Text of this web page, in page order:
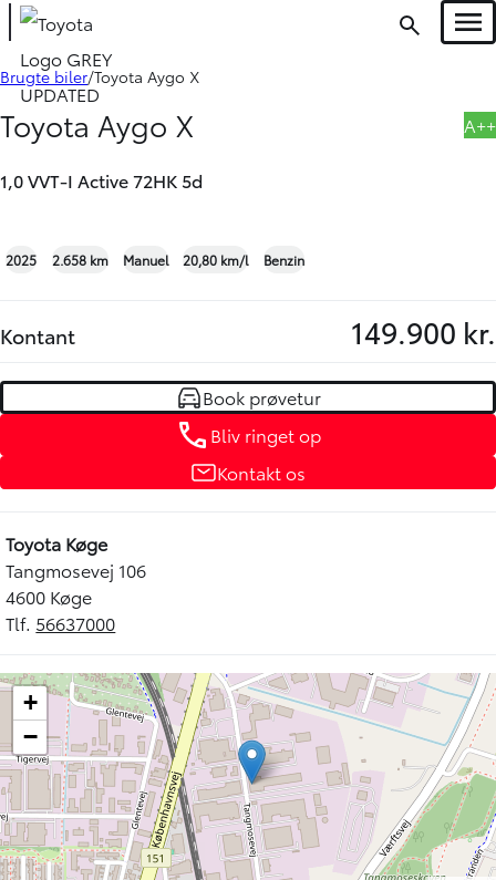
Book prøvetur
Brugte biler Toyota Aygo X
Toyota Aygo X
1,0 VVT-I Active 72HK 5d
A++
2025 2.658 km Manuel 20,80 km/l Benzin
Kontant 149.900 kr.
Book prøvetur
Bliv ringet op
Kontakt os
Toyota Køge
Tangmosevej 106
4600 Køge
Tlf. 56637000